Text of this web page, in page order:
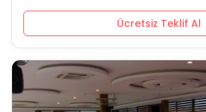
Ücretsiz Teklif Al